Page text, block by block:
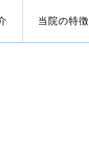
当院の特徴